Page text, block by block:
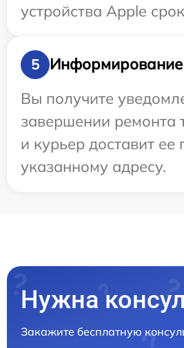
устройства Apple
5
Информирование
Вы получите
завершении ремонта
и курьер доставит ее
указанному адресу.
Нужна
Закажите бесплатную